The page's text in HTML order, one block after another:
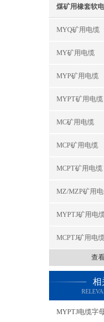
煤矿用橡套软
MYQ矿用电缆
MY矿用电缆
MYP矿用电缆
MYPT矿用电缆
MC矿用电缆
MCP矿用电缆
MCPT矿用电缆
MZ/MZP矿用
MYPTJ矿用电
MCPTJ矿用电
查
相
MYPTJ电缆字